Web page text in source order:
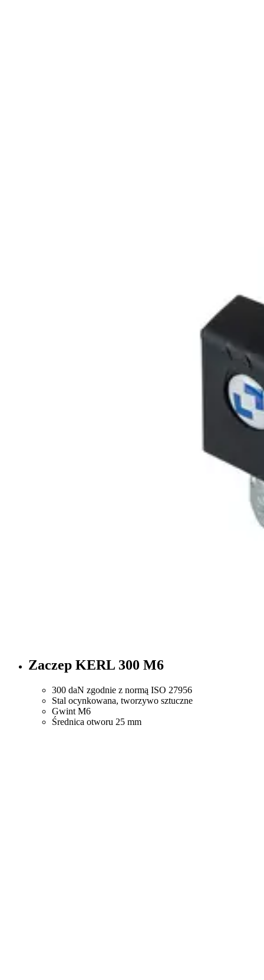
Zaczep KERL 300 M6
300 daN zgodnie z normą ISO 27956
Stal ocynkowana, tworzywo sztuczne
Gwint M6
Średnica otworu 25 mm